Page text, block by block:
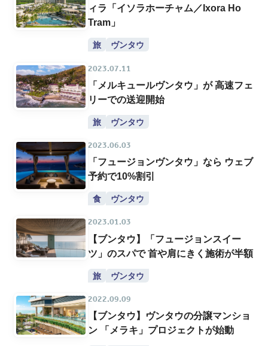
ィラ「イソラホーチャム／Ixora Ho
Tram」
旅 ヴンタウ
2023.07.11
「メルキュールヴンタウ」が 高速フェ
リーでの送迎開始
旅 ヴンタウ
2023.06.03
「フュージョンヴンタウ」なら ウェブ
予約で10%割引
食 ヴンタウ
2023.01.03
【ブンタウ】「フュージョンスイー
ツ」のスパで 首や肩にきく施術が半額
旅 ヴンタウ
2022.09.09
【ブンタウ】ヴンタウの分譲マンショ
ン 「メラキ」プロジェクトが始動